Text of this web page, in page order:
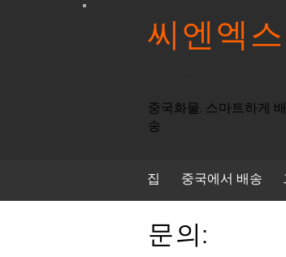
씨엔엑스
중국화물. 스마트하게 배
송
집 중국에서 배송
문의: